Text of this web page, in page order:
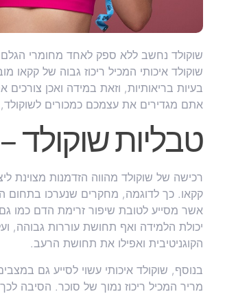
שוקולד נחשב ללא ספק לאחד מחומרי הגלם
שוקולד איכותי המכיל ריכוז גבוה של
בעיות בריאותיות, וזאת במידה ואכן
אתם מגדירים את עצמכם כמכורים
טבליות
רכישה של שוקולד מהווה הזדמנות מצוינת
קקאו. כך לדוגמה, מחקרים שנערכו בתחום
אשר מסייע לטובת שיפור זרימת הדם כמו
יכולת הלמידה ואף תחושת עוררות גבוהה,
הקוגניטיבית ואפילו את תחושת הרעב.
בנוסף, שוקולד איכותי עשוי לסייע גם
מריר המכיל ריכוז נמוך של סוכר. הסיבה